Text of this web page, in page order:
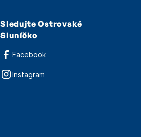
Sledujte Ostrovské
Sluníčko
Facebook
Instagram